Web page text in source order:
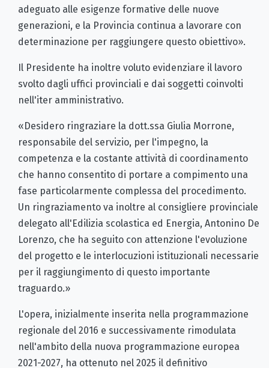
adeguato alle esigenze formative delle nuove
generazioni, e la Provincia continua a lavorare con
determinazione per raggiungere questo obiettivo».
Il Presidente ha inoltre voluto evidenziare il lavoro
svolto dagli uffici provinciali e dai soggetti coinvolti
nell'iter amministrativo.
«Desidero ringraziare la dott.ssa Giulia Morrone,
responsabile del servizio, per l'impegno, la
competenza e la costante attività di coordinamento
che hanno consentito di portare a compimento una
fase particolarmente complessa del procedimento.
Un ringraziamento va inoltre al consigliere provinciale
delegato all'Edilizia scolastica ed Energia, Antonino De
Lorenzo, che ha seguito con attenzione l'evoluzione
del progetto e le interlocuzioni istituzionali necessarie
per il raggiungimento di questo importante
traguardo.»
L'opera, inizialmente inserita nella programmazione
regionale del 2016 e successivamente rimodulata
nell'ambito della nuova programmazione europea
2021-2027, ha ottenuto nel 2025 il definitivo